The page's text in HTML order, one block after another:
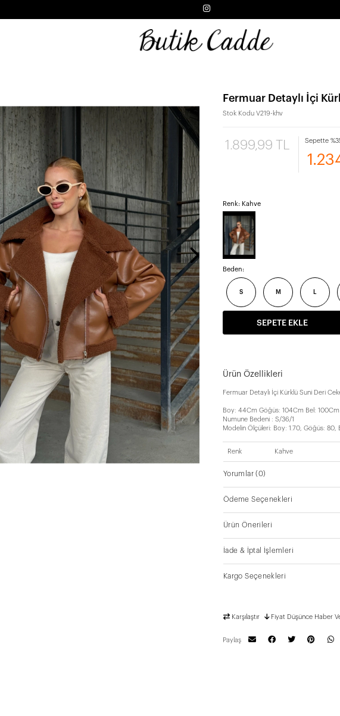
Fermuar Detaylı İçi
Stok Kodu V219-khv
1.899,99 TL Sepette
Renk: Kahve
Beden:
S M
SEPETE EKLE
Ürün Özellikleri
Fermuar Detaylı İçi Kürklü Suni Deri
Boy: 44Cm Göğüs: 104Cm Bel:
Numune Bedeni : S/36/1
Modelin Ölçüleri: Boy: 1.70, Göğüs: 80,
Renk Kahve
Yorumlar(0)
Ödeme Seçenekleri
Ürün Önerileri
İade & İptal İşlemleri
Kargo Seçenekleri
Karşılaştır Fiyat Düşünce Haber
Paylaş